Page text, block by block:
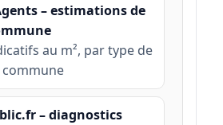
– estimations de
au m², par type de
– diagnostics